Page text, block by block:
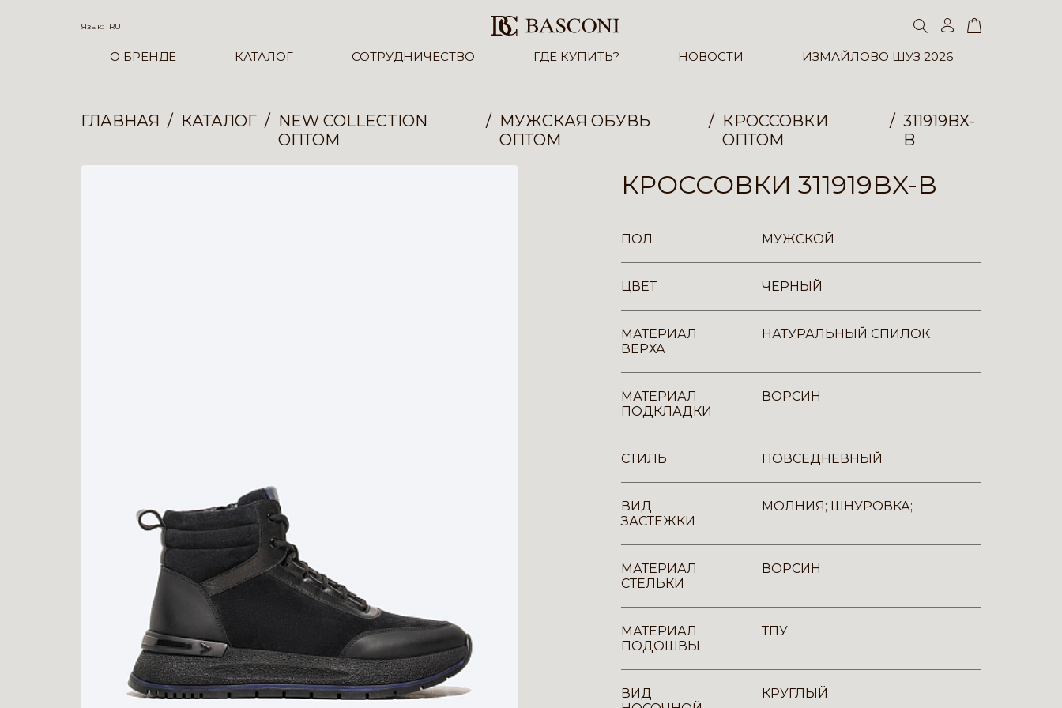
Язык: RU
О БРЕНДЕ КАТАЛОГ СОТРУДНИЧЕСТВО ГДЕ КУПИТЬ? НОВОСТИ ИЗМАЙЛОВО ШУЗ 2026
ГЛАВНАЯ КАТАЛОГ
NEW COLLECTION
ОПТОМ
МУЖСКАЯ ОБУВЬ
ОПТОМ
КРОССОВКИ
ОПТОМ
311919BX-
B
КРОССОВКИ 311919BX-B
ПОЛ МУЖСКОЙ
ЦВЕТ ЧЕРНЫЙ
МАТЕРИАЛ
ВЕРХА
НАТУРАЛЬНЫЙ СПИЛОК
МАТЕРИАЛ
ПОДКЛАДКИ
ВОРСИН
СТИЛЬ ПОВСЕДНЕВНЫЙ
ВИД
ЗАСТЕЖКИ
МОЛНИЯ; ШНУРОВКА;
МАТЕРИАЛ
СТЕЛЬКИ
ВОРСИН
МАТЕРИАЛ
ПОДОШВЫ
ТПУ
ВИД
КРУГЛЫЙ